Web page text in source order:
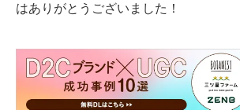
はありがとうございました！